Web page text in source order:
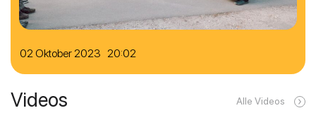
02 Oktober 2023 20:02
Videos Alle Videos